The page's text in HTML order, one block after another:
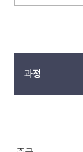
과정